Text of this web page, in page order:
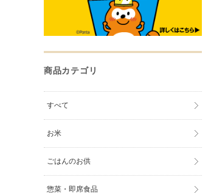
商品カテゴリ
すべて
お米
ごはんのお供
惣菜・即席食品